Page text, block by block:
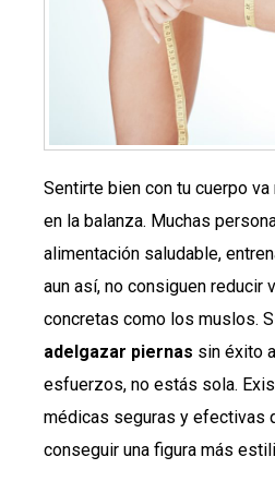
Sentirte bien con tu cuerpo
en la balanza. Muchas
alimentación saludable,
aun así, no consiguen reducir
concretas como los muslos.
adelgazar piernas sin éxito
esfuerzos, no estás sola.
médicas seguras y efectivas
conseguir una figura más